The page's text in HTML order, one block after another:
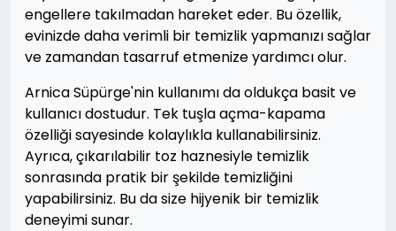
engellere takılmadan hareket eder. Bu özellik,
evinizde daha verimli bir temizlik yapmanızı sağlar
ve zamandan tasarruf etmenize yardımcı olur.
Arnica Süpürge'nin kullanımı da oldukça basit ve
kullanıcı dostudur. Tek tuşla açma-kapama
özelliği sayesinde kolaylıkla kullanabilirsiniz.
Ayrıca, çıkarılabilir toz haznesiyle temizlik
sonrasında pratik bir şekilde temizliğini
yapabilirsiniz. Bu da size hijyenik bir temizlik
deneyimi sunar.